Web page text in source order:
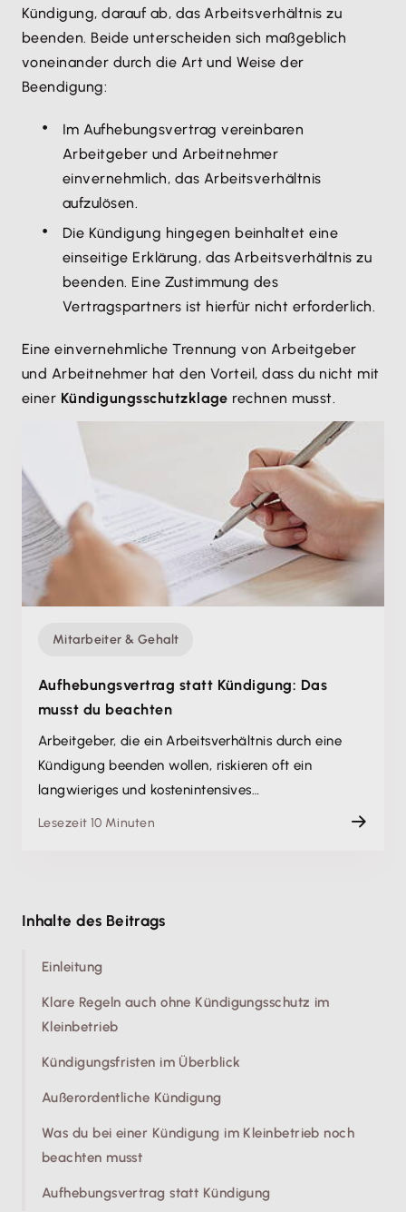
Kündigung, darauf ab, das Arbeitsverhältnis zu
beenden. Beide unterscheiden sich maßgeblich
voneinander durch die Art und Weise der
Beendigung:
Im Aufhebungsvertrag vereinbaren
Arbeitgeber und Arbeitnehmer
einvernehmlich, das Arbeitsverhältnis
aufzulösen.
Die Kündigung hingegen beinhaltet eine
einseitige Erklärung, das Arbeitsverhältnis zu
beenden. Eine Zustimmung des
Vertragspartners ist hierfür nicht erforderlich.
Eine einvernehmliche Trennung von Arbeitgeber
und Arbeitnehmer hat den Vorteil, dass du nicht mit
einer Kündigungsschutzklage rechnen musst.
Mitarbeiter & Gehalt
Aufhebungsvertrag statt Kündigung: Das
musst du beachten
Arbeitgeber, die ein Arbeitsverhältnis durch eine
Kündigung beenden wollen, riskieren oft ein
langwieriges und kostenintensives…
Lesezeit 10 Minuten
Inhalte des Beitrags
Einleitung
Klare Regeln auch ohne Kündigungsschutz im
Kleinbetrieb
Kündigungsfristen im Überblick
Außerordentliche Kündigung
Was du bei einer Kündigung im Kleinbetrieb noch
beachten musst
Aufhebungsvertrag statt Kündigung